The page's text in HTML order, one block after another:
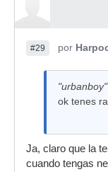
#29 por
ok tenes
Ja, claro que la
cuando tengas